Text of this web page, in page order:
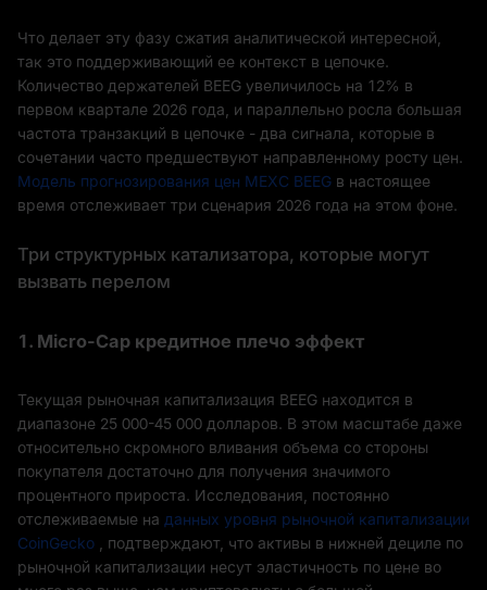
Что делает эту фазу сжатия аналитической интересной,
так это поддерживающий ее контекст в цепочке.
Количество держателей BEEG увеличилось на 12% в
первом квартале 2026 года, и параллельно росла большая
частота транзакций в цепочке - два сигнала, которые в
сочетании часто предшествуют направленному росту цен.
Модель прогнозирования цен MEXC BEEG в настоящее
время отслеживает три сценария 2026 года на этом фоне.
Три структурных катализатора, которые могут
вызвать перелом
1. Micro-Cap кредитное плечо эффект
Текущая рыночная капитализация BEEG находится в
диапазоне 25 000-45 000 долларов. В этом масштабе даже
относительно скромного вливания объема со стороны
покупателя достаточно для получения значимого
процентного прироста. Исследования, постоянно
отслеживаемые на данных уровня рыночной капитализации
CoinGecko
, подтверждают, что активы в нижней дециле по
рыночной капитализации несут эластичность по цене во